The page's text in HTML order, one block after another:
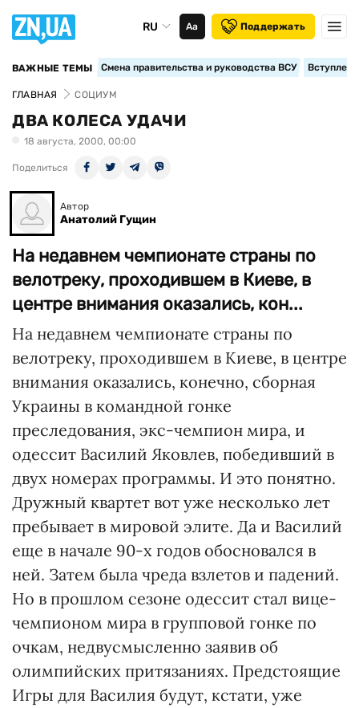
RU Аа Поддержать
ВАЖНЫЕ ТЕМЫ Смена правительства и руководства ВСУ
ГЛАВНАЯ СОЦИУМ
ДВА КОЛЕСА УДАЧИ
18 августа, 2000, 00:00
Поделиться
Автор
Анатолий Гущин
На недавнем чемпионате страны по
велотреку, проходившем в Киеве, в
центре внимания оказались, кон...
На недавнем чемпионате страны по
велотреку, проходившем в Киеве, в центре
внимания оказались, конечно, сборная
Украины в командной гонке
преследования, экс-чемпион мира, и
одессит Василий Яковлев, победивший в
двух номерах программы. И это понятно.
Дружный квартет вот уже несколько лет
пребывает в мировой элите. Да и Василий
еще в начале 90-х годов обосновался в
ней. Затем была чреда взлетов и падений.
Но в прошлом сезоне одессит стал вице-
чемпионом мира в групповой гонке по
очкам, недвусмысленно заявив об
олимпийских притязаниях. Предстоящие
Игры для Василия будут, кстати, уже